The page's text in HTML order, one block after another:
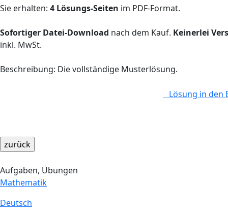
Sie erhalten: 4 Lösungs-Seiten im PDF-Format.
Sofortiger Datei-Download nach dem Kauf. Keinerlei
inkl. MwSt.
Beschreibung: Die vollständige Musterlösung.
Lösung in den
Aufgaben, Übungen
Mathematik
Deutsch